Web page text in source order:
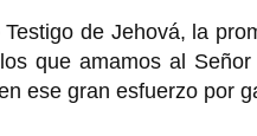
de Jehová, la
que amamos al
ese gran esfuerzo por